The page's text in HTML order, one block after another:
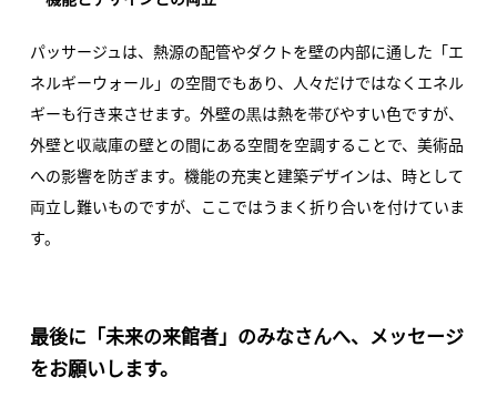
パッサージュは、熱源の配管やダクトを壁の内部に通した「エ
ネルギーウォール」の空間でもあり、人々だけではなくエネル
ギーも行き来させます。外壁の黒は熱を帯びやすい色ですが、
外壁と収蔵庫の壁との間にある空間を空調することで、美術品
への影響を防ぎます。機能の充実と建築デザインは、時として
両立し難いものですが、ここではうまく折り合いを付けていま
す。
最後に「未来の来館者」のみなさんへ、メッセージ
をお願いします。